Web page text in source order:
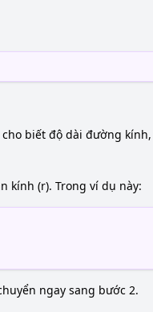
biết độ dài đường
kính (r). Trong ví dụ này:
ngay sang bước 2.